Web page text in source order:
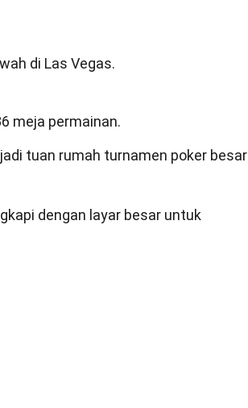
di Las Vegas.
meja permainan.
tuan rumah turnamen poker besar
dengan layar besar untuk